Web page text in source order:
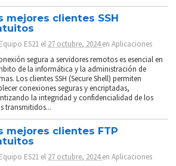
mejores clientes SSH
Equipo ES21 el 27 octubre, 2024enAplicaciones
segura a servidores remotos es esencial en
de la informática y la administración de
Los clientes SSH (Secure Shell) permiten
conexiones seguras y encriptadas,
la integridad y confidencialidad de los
transmitidos...
mejores clientes FTP
Equipo ES21 el 27 octubre, 2024enAplicaciones